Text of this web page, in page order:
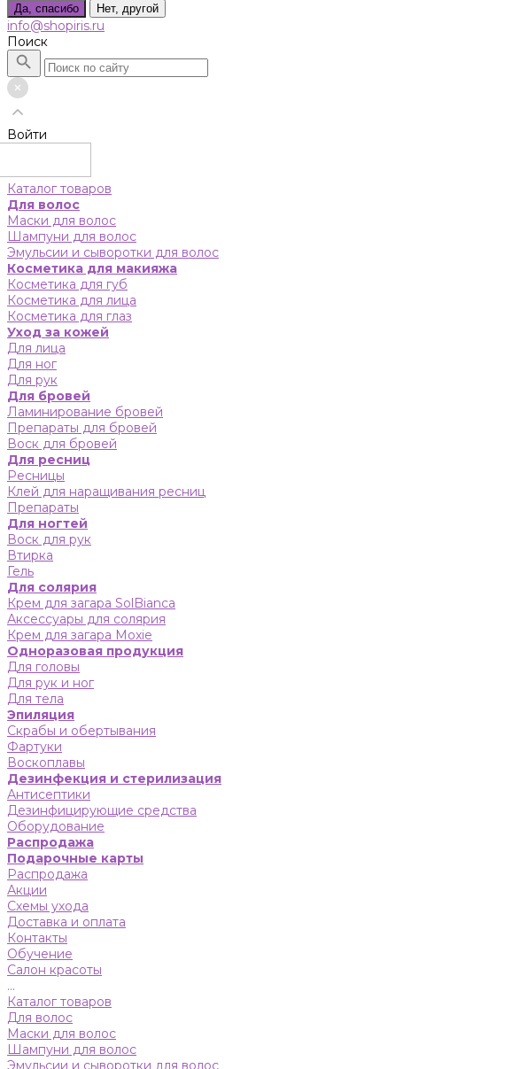
Да, спасибо Нет, другой
info@shopiris.ru
Поиск
Войти
Каталог товаров
Для волос
Маски для волос
Шампуни для волос
Эмульсии и сыворотки для волос
Косметика для макияжа
Косметика для губ
Косметика для лица
Косметика для глаз
Уход за кожей
Для лица
Для ног
Для рук
Для бровей
Ламинирование бровей
Препараты для бровей
Воск для бровей
Для ресниц
Ресницы
Клей для наращивания ресниц
Препараты
Для ногтей
Воск для рук
Втирка
Гель
Для солярия
Крем для загара SolBianca
Аксессуары для солярия
Крем для загара Moxie
Одноразовая продукция
Для головы
Для рук и ног
Для тела
Эпиляция
Скрабы и обертывания
Фартуки
Воскоплавы
Дезинфекция и стерилизация
Антисептики
Дезинфицирующие средства
Оборудование
Распродажа
Подарочные карты
Распродажа
Акции
Схемы ухода
Доставка и оплата
Контакты
Обучение
Салон красоты
...
Каталог товаров
Для волос
Маски для волос
Шампуни для волос
Эмульсии и сыворотки для волос